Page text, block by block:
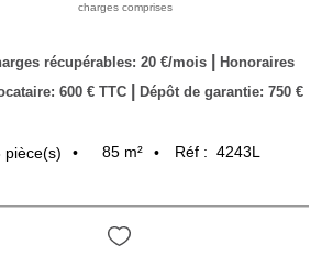
charges comprises
récupérables: 20 €/mois
Honoraires
600 € TTC
Dépôt de garantie: 750 €
pièce(s) 85 m² Réf : 4243L